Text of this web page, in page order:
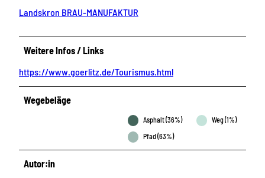
Landskron BRAU-MANUFAKTUR
Weitere Infos / Links
https://www.goerlitz.de/Tourismus.html
Wegebeläge
Asphalt (36%)
Weg (1%)
Pfad (63%)
Autor:in